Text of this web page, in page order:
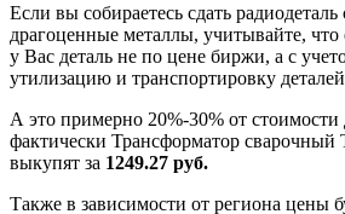
Если вы собираетесь сдать
драгоценные металлы, учитывайте,
у Вас деталь не по цене биржи, а с
утилизацию и транспортировку
А это примерно 20%-30% от стоимости
фактически Трансформатор
выкупят за 1249.27 руб.
Также в зависимости от региона цены